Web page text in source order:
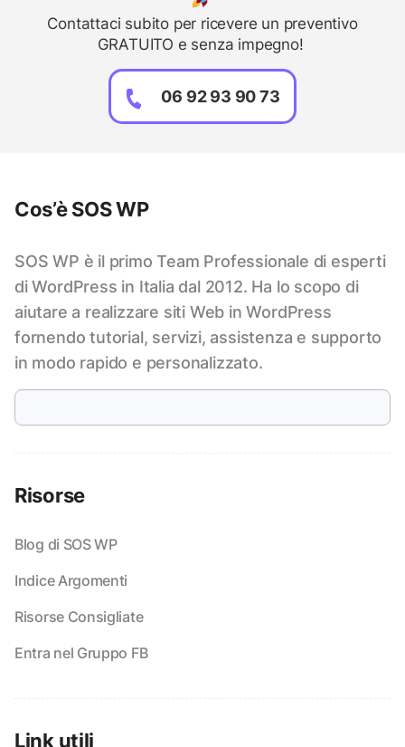
Contattaci subito per ricevere un preventivo
GRATUITO e senza impegno!
06 92 93 90 73
Cos’è SOS WP
SOS WP è il primo Team Professionale di esperti
di WordPress in Italia dal 2012. Ha lo scopo di
aiutare a realizzare siti Web in WordPress
fornendo tutorial, servizi, assistenza e supporto
in modo rapido e personalizzato.
Risorse
Blog di SOS WP
Indice Argomenti
Risorse Consigliate
Entra nel Gruppo FB
Link utili